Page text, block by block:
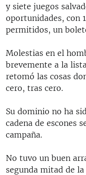
y siete juegos
oportunidades, con
permitidos, un
Molestias en el
brevemente a la
retomó las cosas
cero, tras cero.
Su dominio no ha
cadena de escones
campaña.
No tuvo un buen
segunda mitad de